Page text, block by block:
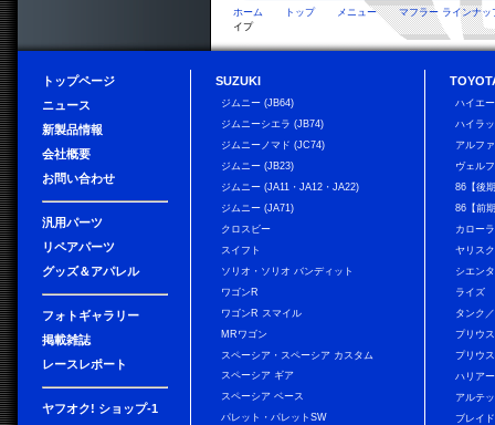
ホーム トップ メニュー
マフラー ラインナッ
イプ
トップページ
ニュース
新製品情報
会社概要
お問い合わせ
汎用パーツ
リペアパーツ
グッズ＆アパレル
フォトギャラリー
掲載雑誌
レースレポート
ヤフオク! ショップ-1
SUZUKI
ジムニー (JB64)
ジムニーシエラ (JB74)
ジムニーノマド (JC74)
ジムニー (JB23)
ジムニー (JA11・JA12・JA22)
ジムニー (JA71)
クロスビー
スイフト
ソリオ・ソリオ バンディット
ワゴンR
ワゴンR スマイル
MRワゴン
スペーシア・スペーシア カスタム
スペーシア ギア
スペーシア ベース
パレット・パレットSW
ハイエ
ハイラ
アルフ
ヴェル
86【後
86【前
カロー
ヤリス
シエンタ
ライズ
タンク
プリウス
プリウ
ハリアー
アルテ
ブレイド